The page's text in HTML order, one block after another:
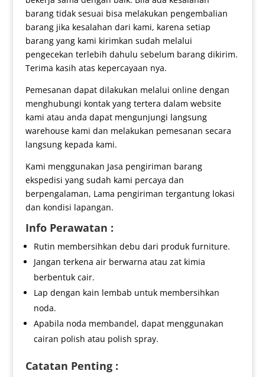
barang tidak sesuai bisa melakukan pengembalian
barang jika kesalahan dari kami, karena setiap
barang yang kami kirimkan sudah melalui
pengecekan terlebih dahulu sebelum barang dikirim.
Terima kasih atas kepercayaan nya.
Pemesanan dapat dilakukan melalui online dengan
menghubungi kontak yang tertera dalam website
kami atau anda dapat mengunjungi langsung
warehouse kami dan melakukan pemesanan secara
langsung kepada kami.
Kami menggunakan Jasa pengiriman barang
ekspedisi yang sudah kami percaya dan
berpengalaman, Lama pengiriman tergantung lokasi
dan kondisi lapangan.
Info Perawatan :
Rutin membersihkan debu dari produk furniture.
Jangan terkena air berwarna atau zat kimia
berbentuk cair.
Lap dengan kain lembab untuk membersihkan
noda.
Apabila noda membandel, dapat menggunakan
cairan polish atau polish spray.
Catatan Penting :